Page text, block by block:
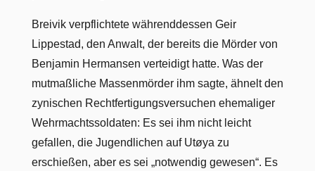
Breivik verpflichtete währenddessen Geir
Lippestad, den Anwalt, der bereits die Mörder von
Benjamin Hermansen verteidigt hatte. Was der
mutmaßliche Massenmörder ihm sagte, ähnelt den
zynischen Rechtfertigungsversuchen ehemaliger
Wehrmachtssoldaten: Es sei ihm nicht leicht
gefallen, die Jugendlichen auf Utøya zu
erschießen, aber es sei „notwendig gewesen“. Es